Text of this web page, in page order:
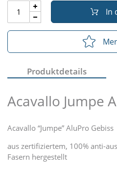
In
Produktdetails
Acavallo Jumpe
Acavallo “Jumpe” AluPro Gebiss
aus zertifiziertem, 100% anti-
Fasern hergestellt